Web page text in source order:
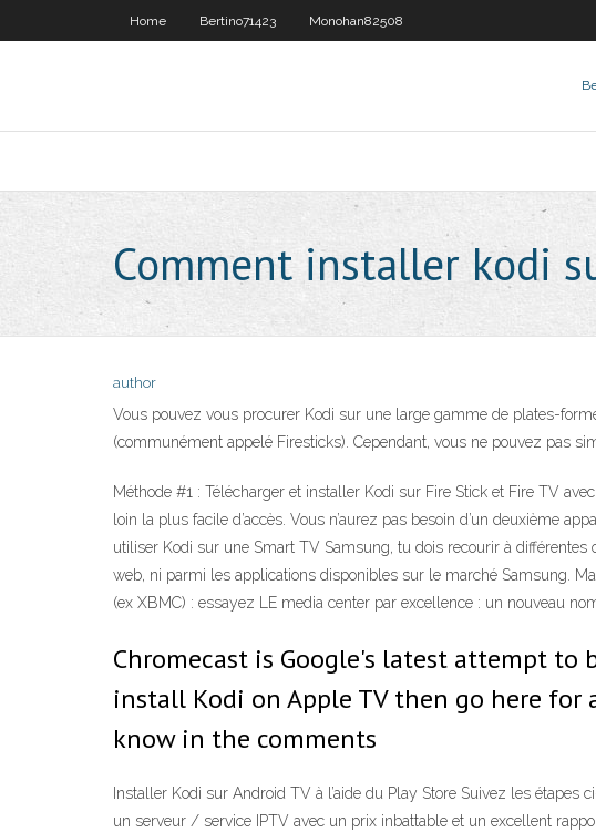
Home Bertino71423 Monohan82508
Comment installer kodi
author
Vous pouvez vous procurer Kodi sur une large gamme de plates-
(communément appelé Firesticks). Cependant, vous ne pouvez pas
Méthode #1 : Télécharger et installer Kodi sur Fire Stick et Fire TV
loin la plus facile d’accès. Vous n’aurez pas besoin d’un deuxième
utiliser Kodi sur une Smart TV Samsung, tu dois recourir à
web, ni parmi les applications disponibles sur le marché Samsung.
(ex XBMC) : essayez LE media center par excellence : un nouveau
Chromecast is Google's latest attempt
install Kodi on Apple TV then go here
know in the comments
Installer Kodi sur Android TV à l’aide du Play Store Suivez les
un serveur / service IPTV avec un prix inbattable et un excellent